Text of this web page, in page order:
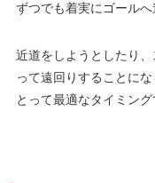
ずつでも着実にゴールへ
近道をしようとしたり
って遠回りすることに
とって最適なタイミン